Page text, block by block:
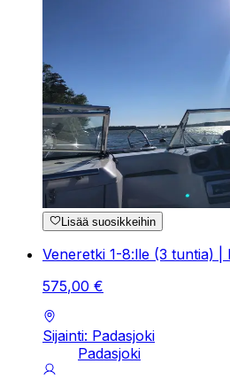
Lisää suosikkeihin
Veneretki 1-8:lle (3 tuntia) |
575,00 €
Sijainti: Padasjoki
Padasjoki